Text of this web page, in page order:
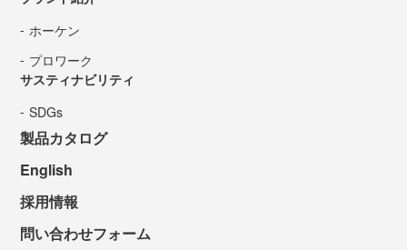
ホーケン
プロワーク
サスティナビリティ
SDGs
製品カタログ
English
採用情報
問い合わせフォーム